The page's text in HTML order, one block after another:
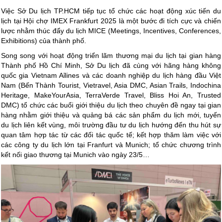
Việc Sở Du lịch TP.HCM tiếp tục tổ chức các hoạt động xúc tiến du
lịch tại Hội chợ IMEX Frankfurt 2025 là một bước đi tích cực và chiến
lược nhằm thúc đẩy du lịch MICE (Meetings, Incentives, Conferences,
Exhibitions) của thành phố.
Song song với hoạt động triển lãm thương mại du lịch tại gian hàng
Thành phố Hồ Chí Minh, Sở Du lịch đã cùng với hãng hàng không
quốc gia Vietnam Aỉlines và các doanh nghiệp du lịch hàng đầu Việt
Nam (Bến Thành Tourist, Vietravel, Asia DMC, Asian Trails, Indochina
Heritage, MakeYourAsia, TerraVerde Travel, Bliss Hoi An, Trusted
DMC) tổ chức các buổi giới thiệu du lịch theo chuyên đề ngay tại gian
hàng nhằm giới thiệu và quảng bá các sản phẩm du lịch mới, tuyến
du lịch liên kết vùng, môi trường đầu tư du lịch hướng đến thu hút sự
quan tâm hợp tác từ các đối tác quốc tế; kết hợp thăm làm việc với
các công ty du lịch lớn tại Franfurt và Munich; tổ chức chương trình
kết nối giao thương tại Munich vào ngày 23/5…